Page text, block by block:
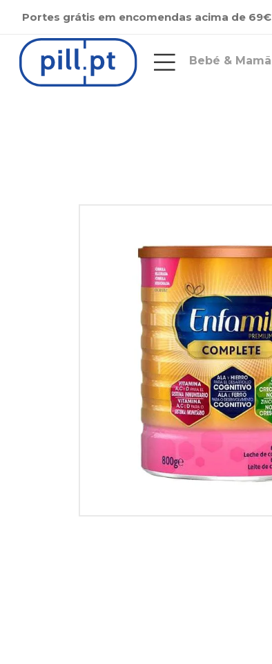
Portes grátis em encomendas acima de 69€
Bebé & Mamã